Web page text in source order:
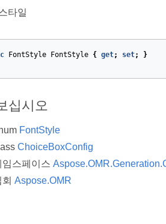
타일
FontStyle FontStyle { get; set; }
십시오
FontStyle
ChoiceBoxConfig
임스페이스
Aspose.OMR